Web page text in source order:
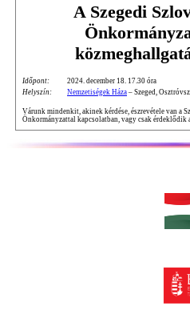
A Szegedi
Időpont:
2024. december 18. 17.30 óra
Helyszín:
Nemzetiségek Háza – Szeged,
Várunk mindenkit, akinek kérdése, észrevétele van a
Önkormányzattal kapcsolatban, vagy csak érdeklődik